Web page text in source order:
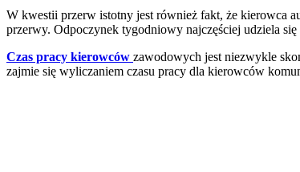
W kwestii przerw istotny jest również fakt, że kierowca
przerwy. Odpoczynek tygodniowy najczęściej udziela
Czas pracy kierowców zawodowych jest niezwykle
zajmie się wyliczaniem czasu pracy dla kierowców